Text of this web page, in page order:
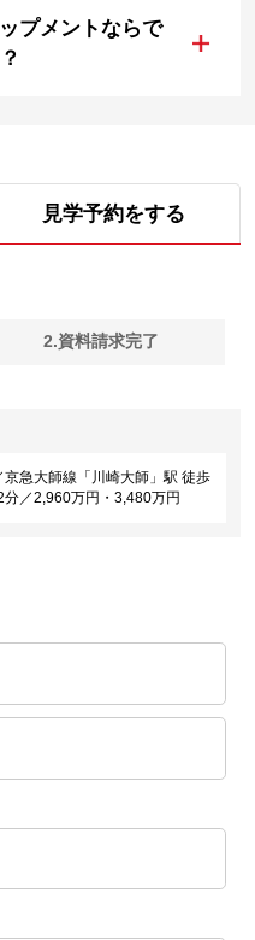
プメントならで
+
見学予約をする
2.資料請求完了
急大師線「川崎大師」駅 徒歩
／2,960万円・3,480万円